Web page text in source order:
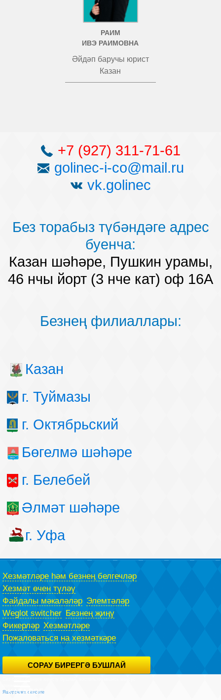
РАИМ
ИВЭ РАИМОВНА
Әйдәп баручы юрист
Казан
+7 (927) 311-71-61
golinec-i-co@mail.ru
vk.golinec
Без торабыз түбәндәге адрес
буенча:
Казан шәһәре, Пушкин урамы,
46 нчы йорт (3 нче кат) оф 16А
Безнең филиаллары:
Казан
г. Туймазы
г. Октябрьский
Бөгелмә шәһәре
г. Белебей
Әлмәт шәһәре
г. Уфа
Хезмәтләре һәм безнең белгечләр
Хезмәт өчен түләү
Файдалы мәкаләләр Элемтәләр
Weglot switcher Безнең җиңү
Фикерләр Хезмәтләре
Пожаловаться на хезмәткәре
СОРАУ БИРЕРГӘ БУШЛАЙ
Яшеренлек сәясәте